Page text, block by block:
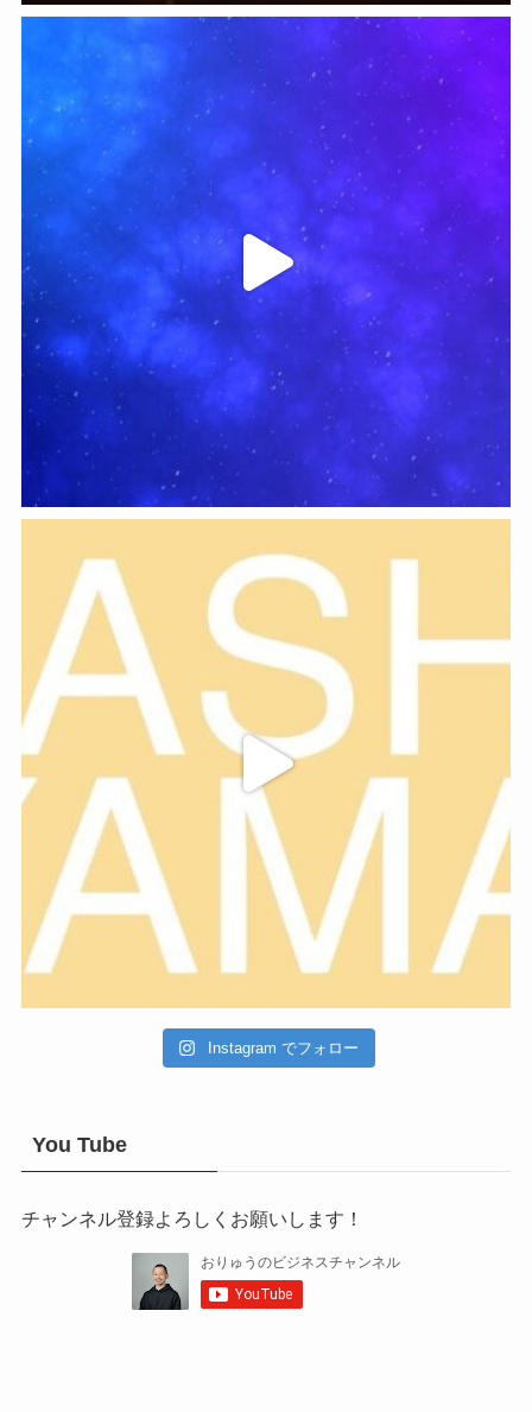
Instagram でフォロー
You Tube
チャンネル登録よろしくお願いします！